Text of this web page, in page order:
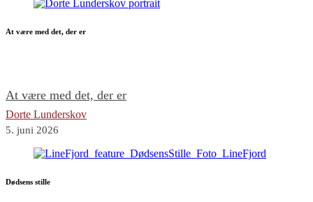
At være med det, der er
At være med det, der er
Dorte Lunderskov
5. juni 2026
Dødsens stille